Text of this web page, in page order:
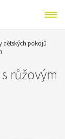
dětských pokojů
růžovým